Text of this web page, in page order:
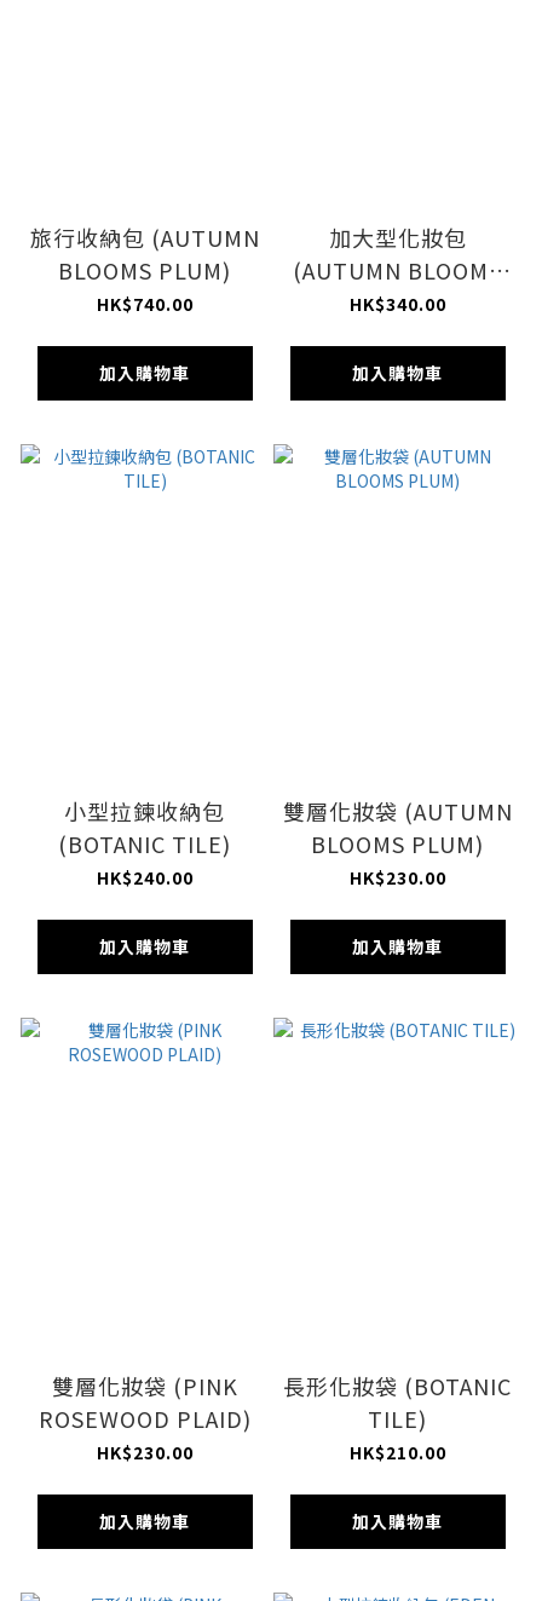
旅行收納包 (AUTUMN
BLOOMS PLUM)
HK$740.00
加入購物車
加大型化妝包
(AUTUMN BLOOMS
PLUM)
HK$340.00
加入購物車
小型拉鍊收納包
(BOTANIC TILE)
HK$240.00
加入購物車
雙層化妝袋 (AUTUMN
BLOOMS PLUM)
HK$230.00
加入購物車
雙層化妝袋 (PINK
ROSEWOOD PLAID)
HK$230.00
加入購物車
長形化妝袋 (BOTANIC
TILE)
HK$210.00
加入購物車